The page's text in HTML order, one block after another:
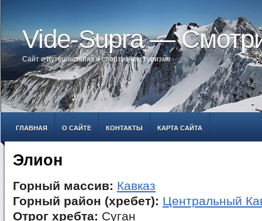
Vide-Supra —
Сайт о путешествиях и спортивном туризме
ГЛАВНАЯ О САЙТЕ КОНТАКТЫ КАРТА САЙТА
Элион
Горный массив: Кавказ
Горный район (хребет): Центральный
Отрог хребта: Суган